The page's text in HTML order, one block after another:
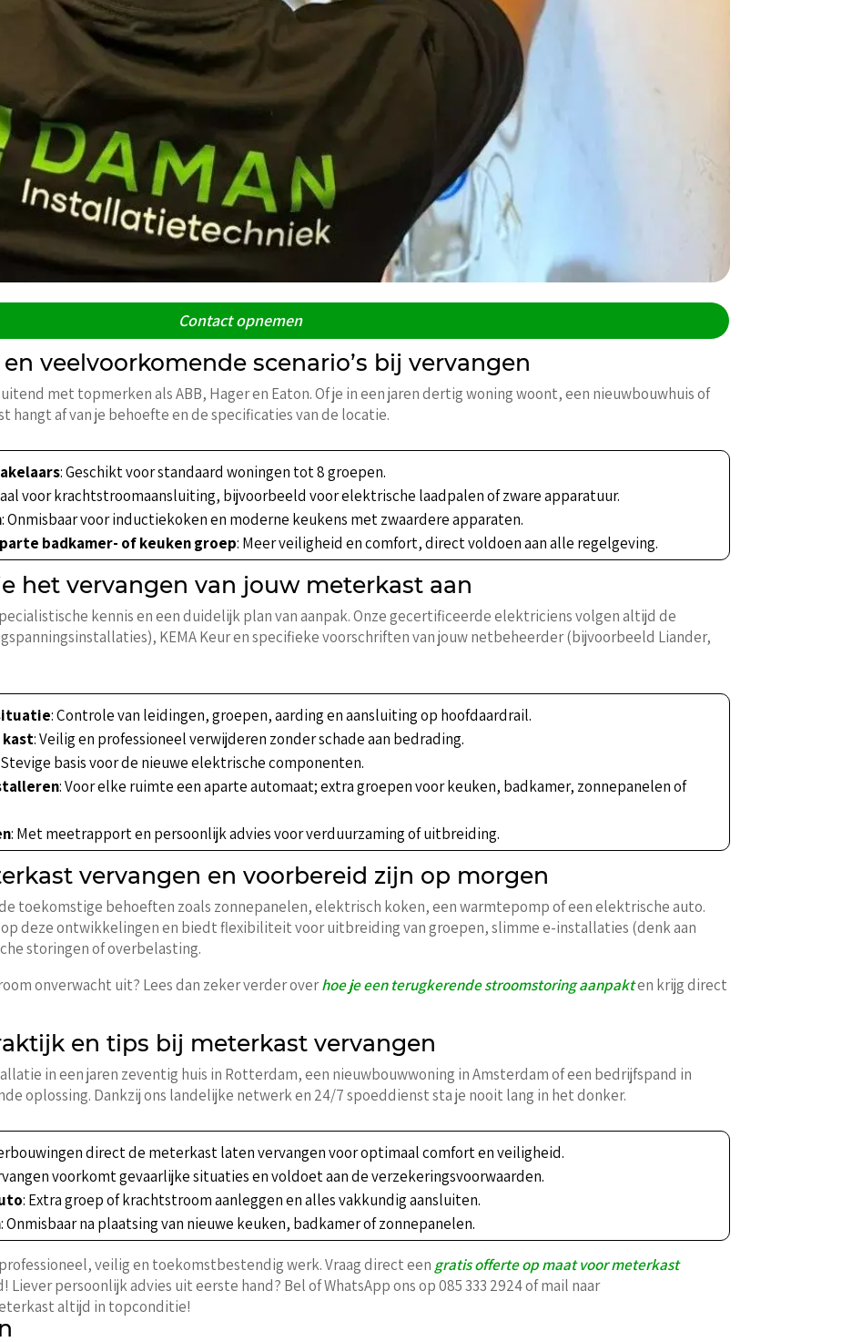
Contact opnemen
veelvoorkomende scenario’s bij vervangen
met topmerken als ABB, Hager en Eaton. Of je in een jaren dertig woning woont, een nieuwbouwhuis of
af van je behoefte en de specificaties van de locatie.
: Geschikt voor standaard woningen tot 8 groepen.
voor krachtstroomaansluiting, bijvoorbeeld voor elektrische laadpalen of zware apparatuur.
: Onmisbaar voor inductiekoken en moderne keukens met zwaardere apparaten.
badkamer- of keuken groep: Meer veiligheid en comfort, direct voldoen aan alle regelgeving.
het vervangen van jouw meterkast aan
kennis en een duidelijk plan van aanpak. Onze gecertificeerde elektriciens volgen altijd de
KEMA Keur en specifieke voorschriften van jouw netbeheerder (bijvoorbeeld Liander,
: Controle van leidingen, groepen, aarding en aansluiting op hoofdaardrail.
kast: Veilig en professioneel verwijderen zonder schade aan bedrading.
basis voor de nieuwe elektrische componenten.
: Voor elke ruimte een aparte automaat; extra groepen voor keuken, badkamer, zonnepanelen of
: Met meetrapport en persoonlijk advies voor verduurzaming of uitbreiding.
vervangen en voorbereid zijn op morgen
toekomstige behoeften zoals zonnepanelen, elektrisch koken, een warmtepomp of een elektrische auto.
deze ontwikkelingen en biedt flexibiliteit voor uitbreiding van groepen, slimme e-installaties (denk aan
storingen of overbelasting.
onverwacht uit? Lees dan zeker verder overhoe je een terugkerende stroomstoring aanpakten krijg direct
en tips bij meterkast vervangen
in een jaren zeventig huis in Rotterdam, een nieuwbouwwoning in Amsterdam of een bedrijfspand in
oplossing. Dankzij ons landelijke netwerk en 24/7 spoeddienst sta je nooit lang in het donker.
direct de meterkast laten vervangen voor optimaal comfort en veiligheid.
voorkomt gevaarlijke situaties en voldoet aan de verzekeringsvoorwaarden.
: Extra groep of krachtstroom aanleggen en alles vakkundig aansluiten.
: Onmisbaar na plaatsing van nieuwe keuken, badkamer of zonnepanelen.
veilig en toekomstbestendig werk. Vraag direct eengratis offerte op maat voor meterkast
persoonlijk advies uit eerste hand? Bel of WhatsApp ons op 085 333 2924 of mail naar
altijd in topconditie!